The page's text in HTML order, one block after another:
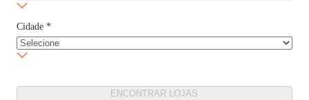
Cidade *
ENCONTRAR LOJAS